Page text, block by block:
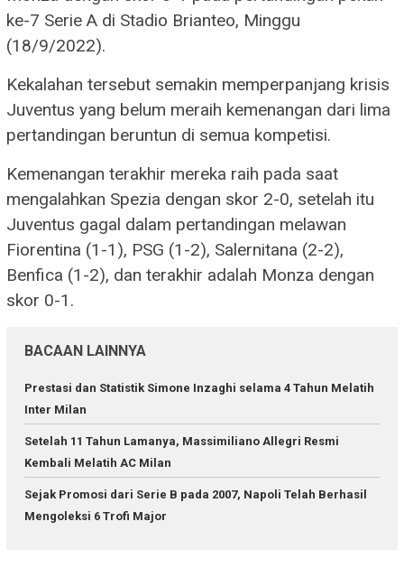
ke-7 Serie A di Stadio Brianteo, Minggu
(18/9/2022).
Kekalahan tersebut semakin memperpanjang krisis
Juventus yang belum meraih kemenangan dari lima
pertandingan beruntun di semua kompetisi.
Kemenangan terakhir mereka raih pada saat
mengalahkan Spezia dengan skor 2-0, setelah itu
Juventus gagal dalam pertandingan melawan
Fiorentina (1-1), PSG (1-2), Salernitana (2-2),
Benfica (1-2), dan terakhir adalah Monza dengan
skor 0-1.
BACAAN LAINNYA
Prestasi dan Statistik Simone Inzaghi selama 4 Tahun Melatih
Inter Milan
Setelah 11 Tahun Lamanya, Massimiliano Allegri Resmi
Kembali Melatih AC Milan
Sejak Promosi dari Serie B pada 2007, Napoli Telah Berhasil
Mengoleksi 6 Trofi Major